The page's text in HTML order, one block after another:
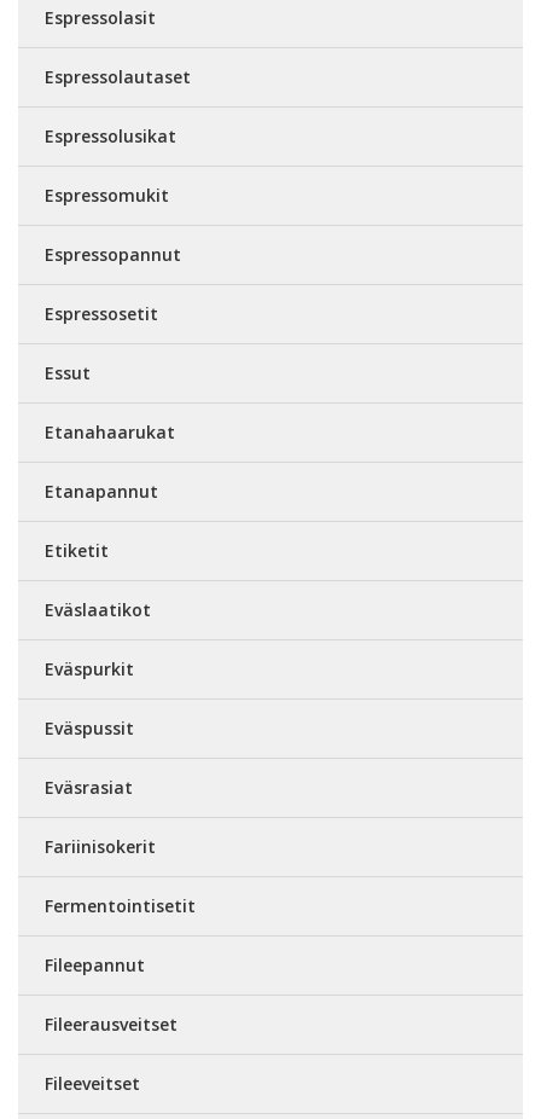
Espressolasit
Espressolautaset
Espressolusikat
Espressomukit
Espressopannut
Espressosetit
Essut
Etanahaarukat
Etanapannut
Etiketit
Eväslaatikot
Eväspurkit
Eväspussit
Eväsrasiat
Fariinisokerit
Fermentointisetit
Fileepannut
Fileerausveitset
Fileeveitset